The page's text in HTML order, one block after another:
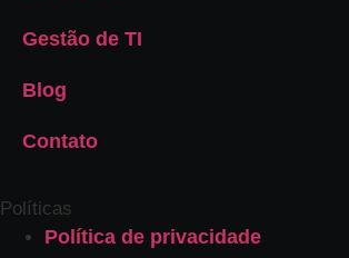
Gestão de TI
Blog
Contato
Políticas
Política de privacidade